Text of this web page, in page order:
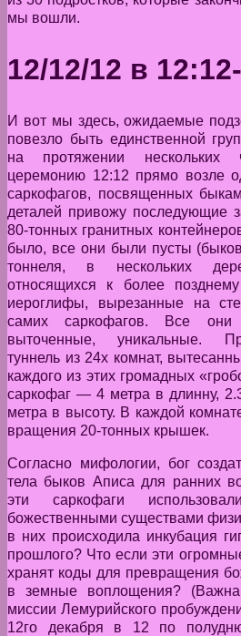
мы вошли.
12/12/12 в
И вот мы здесь, ожидаемые
повезло быть единственной
на протяжении
церемонию 12:12 прямо возле
саркофагов, посвященных
деталей привожу последующие
80-тонных гранитных
было, все они были пусты
тоннеля, в нескольких
относящихся к более
иероглифы, вырезанные на
самих саркофагов. Все они
выточенные, уникальные.
туннель из 24х комнат,
каждого из этих громадных
саркофаг — 4 метра в длинну,
метра в высоту. В каждой
вращения 20-тонных крышек.
Согласно мифологии, бог
тела быков Аписа для ранних
эти саркофаги
божественными существами
в них происходила инкубация
прошлого? Что если эти
хранят коды для превращения
в земные воплощения?
миссии Лемурийского
12го декабря в 12 по